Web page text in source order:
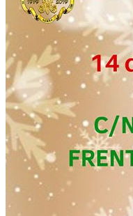
En el Rocío, ¿dónde me